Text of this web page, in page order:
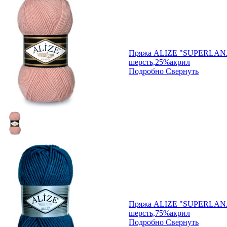
Пряжа ALIZE
шерсть,25%акрил
Подробно Свернуть
Пряжа ALIZE
шерсть,75%акрил
Подробно Свернуть